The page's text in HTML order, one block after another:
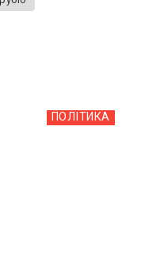
ПОЛІТИКА